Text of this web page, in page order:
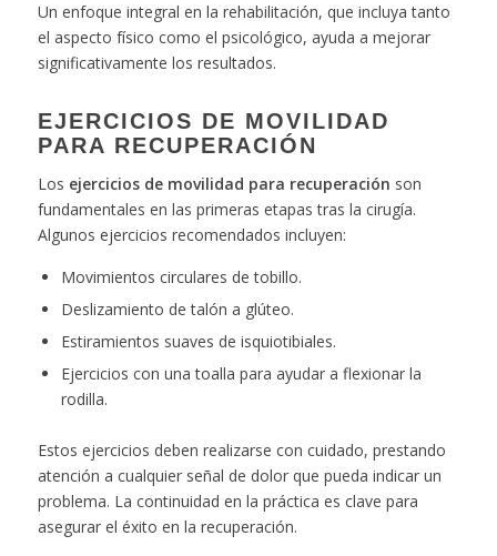
Un enfoque integral en la rehabilitación, que incluya tanto
el aspecto físico como el psicológico, ayuda a mejorar
significativamente los resultados.
EJERCICIOS DE MOVILIDAD
PARA RECUPERACIÓN
Los ejercicios de movilidad para recuperación son
fundamentales en las primeras etapas tras la cirugía.
Algunos ejercicios recomendados incluyen:
Movimientos circulares de tobillo.
Deslizamiento de talón a glúteo.
Estiramientos suaves de isquiotibiales.
Ejercicios con una toalla para ayudar a flexionar la
rodilla.
Estos ejercicios deben realizarse con cuidado, prestando
atención a cualquier señal de dolor que pueda indicar un
problema. La continuidad en la práctica es clave para
asegurar el éxito en la recuperación.